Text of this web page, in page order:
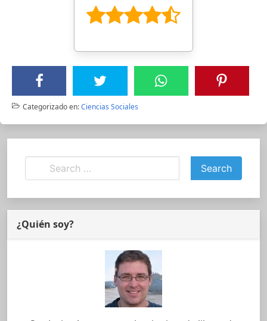
Categorizado en:Ciencias Sociales
¿Quién soy?